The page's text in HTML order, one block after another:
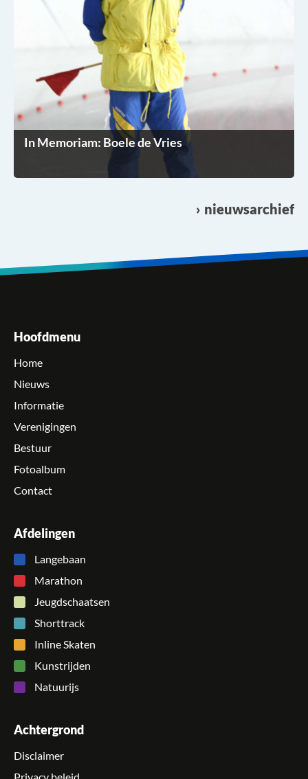
In Memoriam: Boele de Vries
nieuwsarchief
Hoofdmenu
Home
Nieuws
Informatie
Verenigingen
Bestuur
Fotoalbum
Contact
Afdelingen
Langebaan
Marathon
Jeugdschaatsen
Shorttrack
Inline Skaten
Kunstrijden
Natuurijs
Achtergrond
Disclaimer